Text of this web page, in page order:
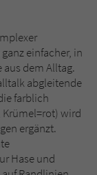
einfacher, in
aus dem Alltag.
abgleitende
farblich
Krümel=rot) wird
ergänzt.
Hase und